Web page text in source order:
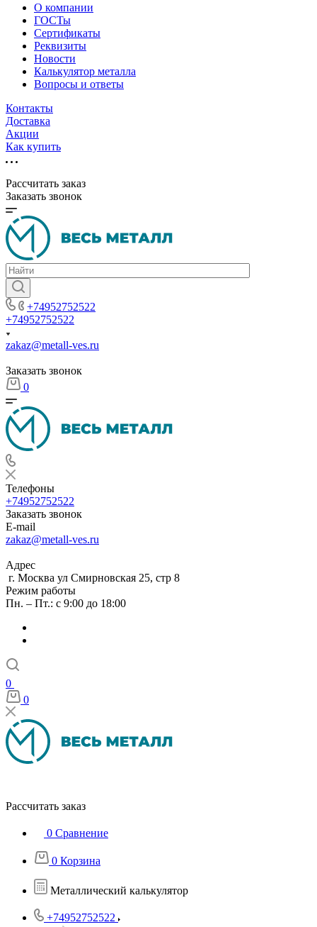
О компании
ГОСТы
Сертификаты
Реквизиты
Новости
Калькулятор металла
Вопросы и ответы
Контакты
Доставка
Акции
Как купить
Рассчитать заказ
Заказать звонок
+74952752522
+74952752522
zakaz@metall-ves.ru
Заказать звонок
0
Телефоны
+74952752522
Заказать звонок
E-mail
zakaz@metall-ves.ru
Адрес
г. Москва ул Смирновская 25, стр 8
Режим работы
Пн. – Пт.: с 9:00 до 18:00
0
0
Рассчитать заказ
0 Сравнение
0 Корзина
Металлический калькулятор
+74952752522